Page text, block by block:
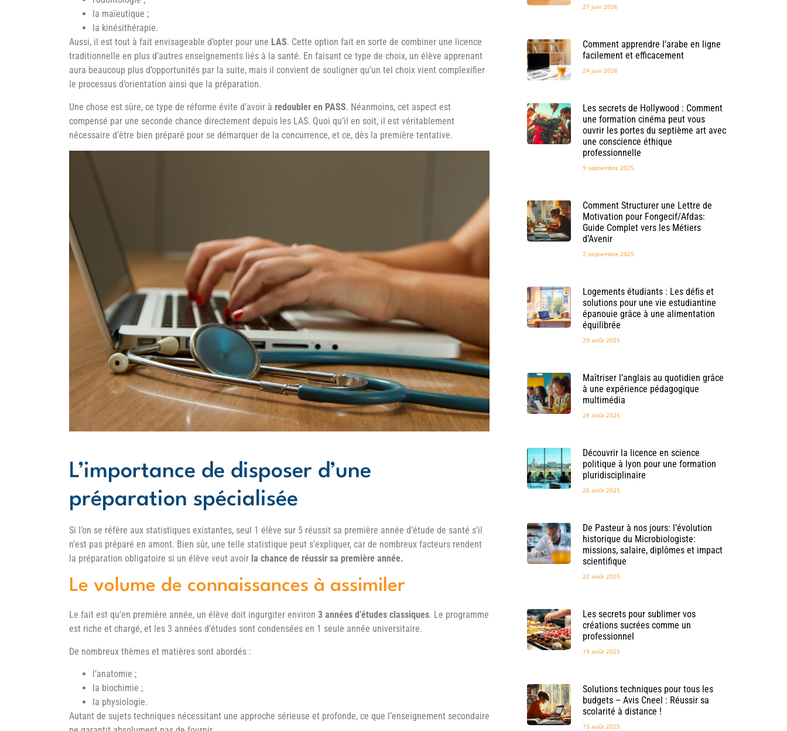
la maïeutique ;
la kinésithérapie.
Aussi, il est tout à fait envisageable d’opter pour une LAS. Cette option fait en sorte de combiner une licence
traditionnelle en plus d’autres enseignements liés à la santé. En faisant ce type de choix, un élève apprenant
aura beaucoup plus d’opportunités par la suite, mais il convient de souligner qu’un tel choix vient complexifier
le processus d’orientation ainsi que la préparation.
Une chose est sûre, ce type de réforme évite d’avoir à redoubler en PASS. Néanmoins, cet aspect est
compensé par une seconde chance directement depuis les LAS. Quoi qu’il en soit, il est véritablement
nécessaire d’être bien préparé pour se démarquer de la concurrence, et ce, dès la première tentative.
L’importance de disposer d’une
préparation spécialisée
Si l’on se réfère aux statistiques existantes, seul 1 élève sur 5 réussit sa première année d’étude de santé s’il
n’est pas préparé en amont. Bien sûr, une telle statistique peut s’expliquer, car de nombreux facteurs rendent
la préparation obligatoire si un élève veut avoir la chance de réussir sa première année.
Le volume de connaissances à assimiler
Le fait est qu’en première année, un élève doit ingurgiter environ 3 années d’études classiques. Le programme
est riche et chargé, et les 3 années d’études sont condensées en 1 seule année universitaire.
De nombreux thèmes et matières sont abordés :
l’anatomie ;
la biochimie ;
la physiologie.
Autant de sujets techniques nécessitant une approche sérieuse et profonde, ce que l’enseignement secondaire
27 juin 2026
Comment apprendre l’arabe en ligne
facilement et efficacement
24 juin 2026
Les secrets de Hollywood : Comment
une formation cinéma peut vous
ouvrir les portes du septième art avec
une conscience éthique
professionnelle
9 septembre 2025
Comment Structurer une Lettre de
Motivation pour Fongecif/Afdas:
Guide Complet vers les Métiers
d’Avenir
2 septembre 2025
Logements étudiants : Les défis et
solutions pour une vie estudiantine
épanouie grâce à une alimentation
équilibrée
29 août 2025
Maîtriser l’anglais au quotidien grâce
à une expérience pédagogique
multimédia
28 août 2025
Découvrir la licence en science
politique à lyon pour une formation
pluridisciplinaire
26 août 2025
De Pasteur à nos jours: l’évolution
historique du Microbiologiste:
missions, salaire, diplômes et impact
scientifique
22 août 2025
Les secrets pour sublimer vos
créations sucrées comme un
professionnel
19 août 2025
Solutions techniques pour tous les
budgets – Avis Cneel : Réussir sa
scolarité à distance !
15 août 2025